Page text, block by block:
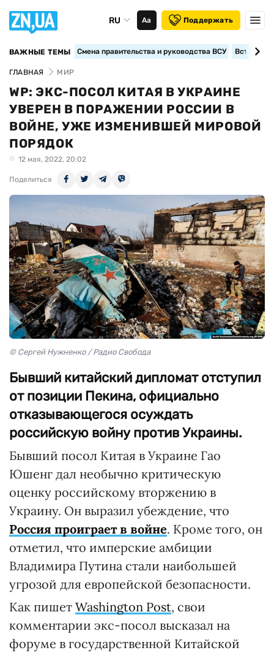
RU Аа Поддержать
ВАЖНЫЕ ТЕМЫ Смена правительства и руководства ВСУ
ГЛАВНАЯ МИР
WP: ЭКС-ПОСОЛ КИТАЯ В УКРАИНЕ
УВЕРЕН В ПОРАЖЕНИИ РОССИИ В
ВОЙНЕ, УЖЕ ИЗМЕНИВШЕЙ МИРОВОЙ
ПОРЯДОК
12 мая, 2022, 20:02
Поделиться
© Сергей Нужненко / Радио Свобода
Бывший китайский дипломат отступил
от позиции Пекина, официально
отказывающегося осуждать
российскую войну против Украины.
Бывший посол Китая в Украине Гао
Юшенг дал необычно критическую
оценку российскому вторжению в
Украину. Он выразил убеждение, что
Россия проиграет в войне. Кроме того, он
отметил, что имперские амбиции
Владимира Путина стали наибольшей
угрозой для европейской безопасности.
Как пишет Washington Post, свои
комментарии экс-посол высказал на
форуме в государственной Китайской